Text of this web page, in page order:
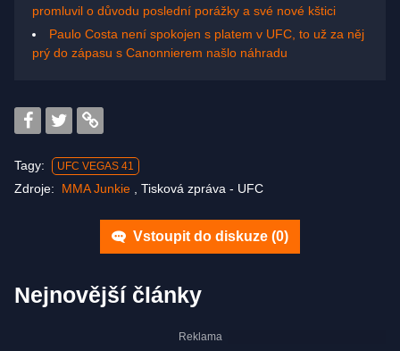
promluvil o důvodu poslední porážky a své nové kštici
Paulo Costa není spokojen s platem v UFC, to už za něj
prý do zápasu s Canonnierem našlo náhradu
Tagy: UFC VEGAS 41
Zdroje: MMA Junkie Tisková zpráva - UFC
Vstoupit do diskuze (0)
Nejnovější články